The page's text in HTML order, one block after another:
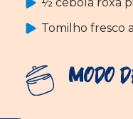
½ cebola roxa
Tomilho fresco
Modo